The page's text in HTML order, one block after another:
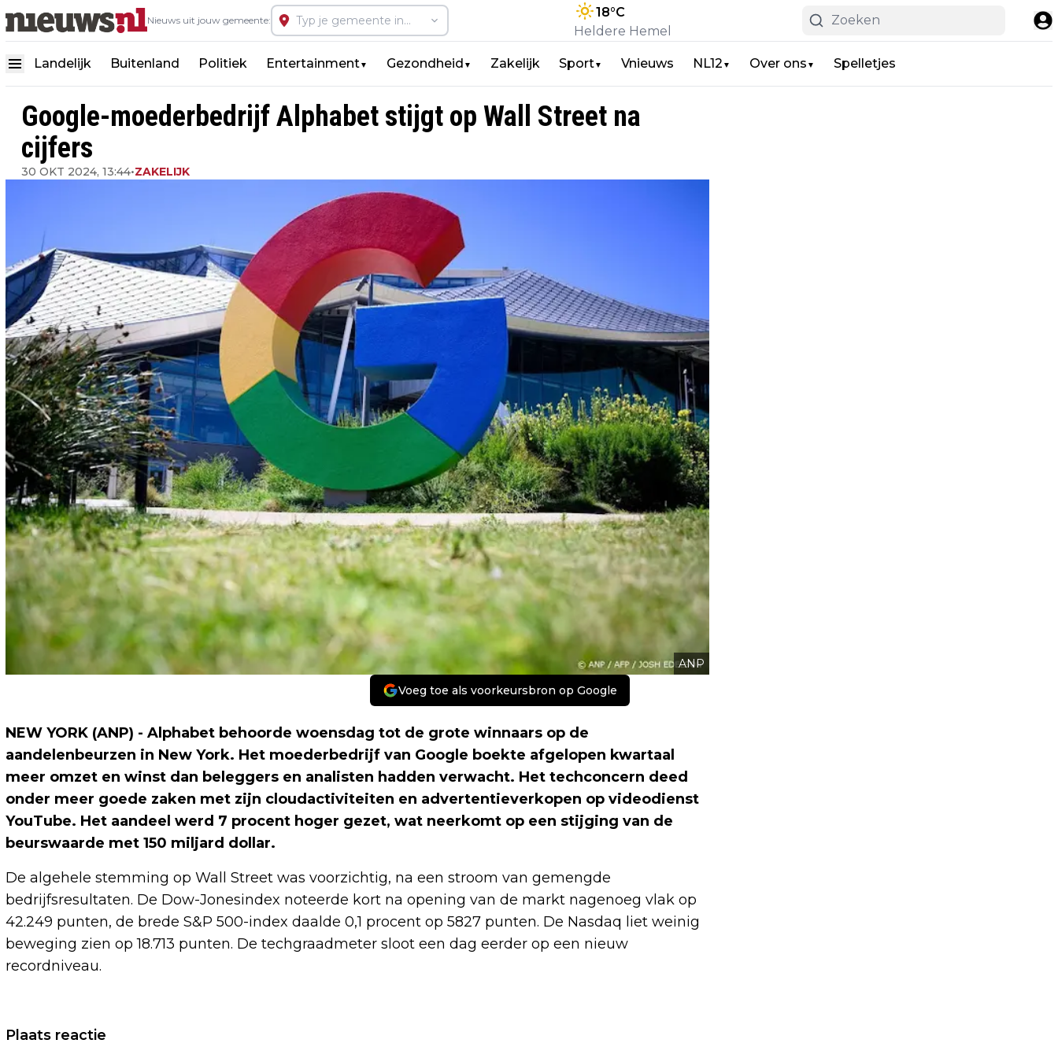
Nieuws uit jouw gemeente:
18°C
Heldere Hemel
Landelijk Buitenland Politiek Entertainment▼ Gezondheid ▼ Zakelijk Sport▼ Vnieuws NL12 ▼ Over ons ▼ Spelletjes
Google-moederbedrijf Alphabet stijgt op Wall Street na
cijfers
30 OKT 2024, 13:44•ZAKELIJK
ANP
Voeg toe als voorkeursbron op Google
NEW YORK (ANP) - Alphabet behoorde woensdag tot de grote winnaars op de
aandelenbeurzen in New York. Het moederbedrijf van Google boekte afgelopen kwartaal
meer omzet en winst dan beleggers en analisten hadden verwacht. Het techconcern deed
onder meer goede zaken met zijn cloudactiviteiten en advertentieverkopen op videodienst
YouTube. Het aandeel werd 7 procent hoger gezet, wat neerkomt op een stijging van de
beurswaarde met 150 miljard dollar.
De algehele stemming op Wall Street was voorzichtig, na een stroom van gemengde
bedrijfsresultaten. De Dow-Jonesindex noteerde kort na opening van de markt nagenoeg vlak op
42.249 punten, de brede S&P 500-index daalde 0,1 procent op 5827 punten. De Nasdaq liet weinig
beweging zien op 18.713 punten. De techgraadmeter sloot een dag eerder op een nieuw
recordniveau.
Vorig artikel
Plaats reactie